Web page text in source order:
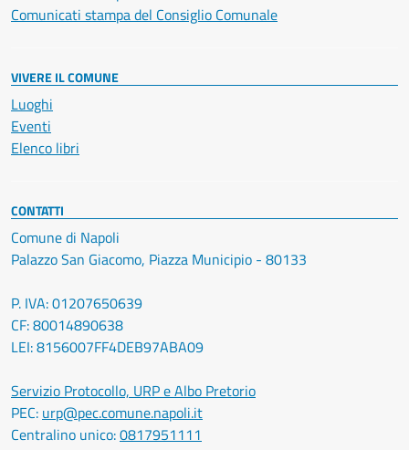
Comunicati stampa del Consiglio Comunale
VIVERE IL COMUNE
Luoghi
Eventi
Elenco libri
CONTATTI
Comune di Napoli
Palazzo San Giacomo, Piazza Municipio - 80133
P. IVA: 01207650639
CF: 80014890638
LEI: 8156007FF4DEB97ABA09
Servizio Protocollo, URP e Albo Pretorio
PEC: urp@pec.comune.napoli.it
Centralino unico:0817951111